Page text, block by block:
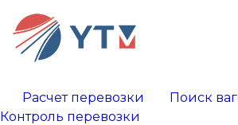
Расчет перевозки
Поиск
Контроль перевозки